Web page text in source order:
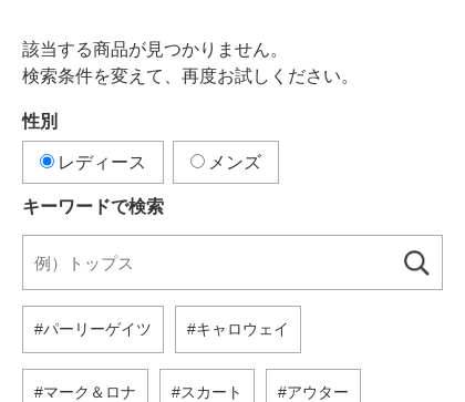
該当する商品が見つかりません。
検索条件を変えて、再度お試しください。
性別
レディース メンズ
キーワードで検索
パーリーゲイツ キャロウェイ
マーク＆ロナ スカート アウター